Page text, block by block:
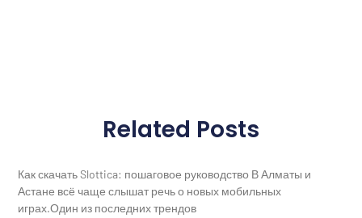
Related Posts
Как скачать Slottica: пошаговое руководство В Алматы и
Астане всё чаще слышат речь о новых мобильных
играх.Один из последних трендов